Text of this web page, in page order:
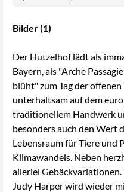
Bilder (1)
Der Hutzelhof lädt als
Bayern, als "Arche
blüht" zum Tag der
unterhaltsam auf dem
traditionellem Handwerk
besonders auch den Wert
Lebensraum für Tiere und
Klimawandels. Neben
allerlei
Judy Harper wird wieder